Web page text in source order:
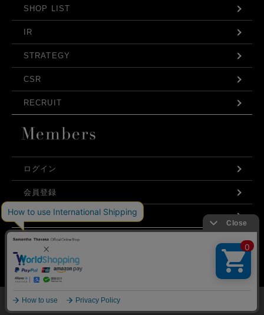
SHOP LIST
IR
STRATEGY
CSR
RECRUIT
ログイン
会員登録
利用規約
お問い合わせ
プライバシーポリシー
©Samantha Thavasa Japan Limited
弊社はCookieを利用し、Webの利便性向上に努め
ております。「承諾する」をクリックしていただ
くと、お客様に最適な内容を提供することが可能
ご覧ください。
承諾する